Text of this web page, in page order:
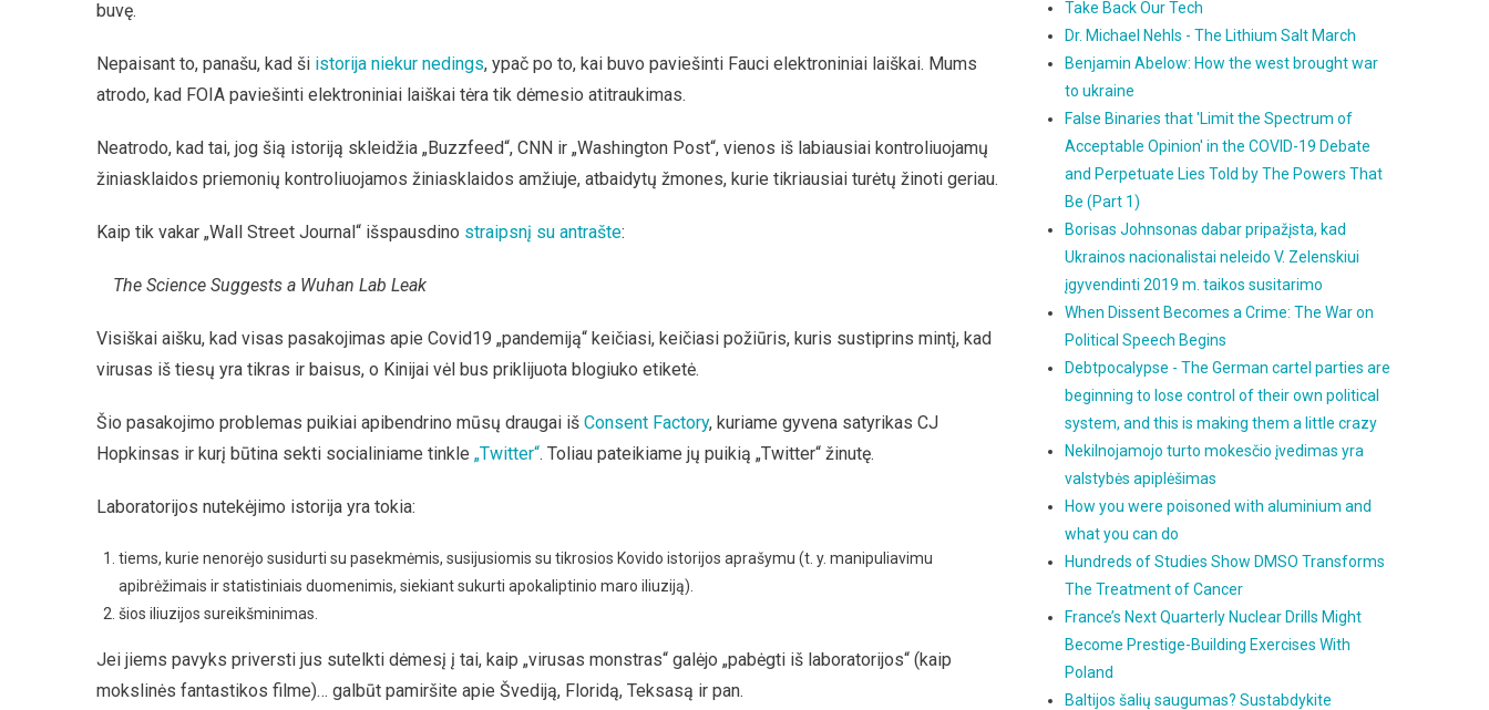
buvę.
Nepaisant to, panašu, kad ši istorija niekur nedings, ypač po to, kai buvo paviešinti Fauci elektroniniai laiškai. Mums
atrodo, kad FOIA paviešinti elektroniniai laiškai tėra tik dėmesio atitraukimas.
Neatrodo, kad tai, jog šią istoriją skleidžia „Buzzfeed“, CNN ir „Washington Post“, vienos iš labiausiai kontroliuojamų
žiniasklaidos priemonių kontroliuojamos žiniasklaidos amžiuje, atbaidytų žmones, kurie tikriausiai turėtų žinoti geriau.
Kaip tik vakar „Wall Street Journal“ išspausdino straipsnį su antrašte:
The Science Suggests a Wuhan Lab Leak
Visiškai aišku, kad visas pasakojimas apie Covid19 „pandemiją“ keičiasi, keičiasi požiūris, kuris sustiprins mintį, kad
virusas iš tiesų yra tikras ir baisus, o Kinijai vėl bus priklijuota blogiuko etiketė.
Šio pasakojimo problemas puikiai apibendrino mūsų draugai iš Consent Factory, kuriame gyvena satyrikas CJ
Hopkinsas ir kurį būtina sekti socialiniame tinkle „Twitter“. Toliau pateikiame jų puikią „Twitter“ žinutę.
Laboratorijos nutekėjimo istorija yra tokia:
tiems, kurie nenorėjo susidurti su pasekmėmis, susijusiomis su tikrosios Kovido istorijos aprašymu (t. y. manipuliavimu
apibrėžimais ir statistiniais duomenimis, siekiant sukurti apokaliptinio maro iliuziją).
šios iliuzijos sureikšminimas.
Jei jiems pavyks priversti jus sutelkti dėmesį į tai, kaip „virusas monstras“ galėjo „pabėgti iš laboratorijos“ (kaip
mokslinės fantastikos filme)… galbūt pamiršite apie Švediją, Floridą, Teksasą ir pan.
Take Back Our Tech
Dr. Michael Nehls - The Lithium Salt March
Benjamin Abelow: How the west brought war
to ukraine
False Binaries that 'Limit the Spectrum of
Acceptable Opinion' in the COVID-19 Debate
and Perpetuate Lies Told by The Powers That
Be (Part 1)
Borisas Johnsonas dabar pripažįsta, kad
Ukrainos nacionalistai neleido V. Zelenskiui
įgyvendinti 2019 m. taikos susitarimo
When Dissent Becomes a Crime: The War on
Political Speech Begins
Debtpocalypse - The German cartel parties are
beginning to lose control of their own political
system, and this is making them a little crazy
Nekilnojamojo turto mokesčio įvedimas yra
valstybės apiplėšimas
How you were poisoned with aluminium and
what you can do
Hundreds of Studies Show DMSO Transforms
The Treatment of Cancer
France’s Next Quarterly Nuclear Drills Might
Become Prestige-Building Exercises With
Poland
Baltijos šalių saugumas? Sustabdykite